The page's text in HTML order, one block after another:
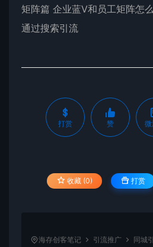
矩阵篇 企业蓝V和员工矩阵怎
通过搜索引流
打赏 赞 微
收藏 (0) 打赏
海存创客笔记 引流推广
同城